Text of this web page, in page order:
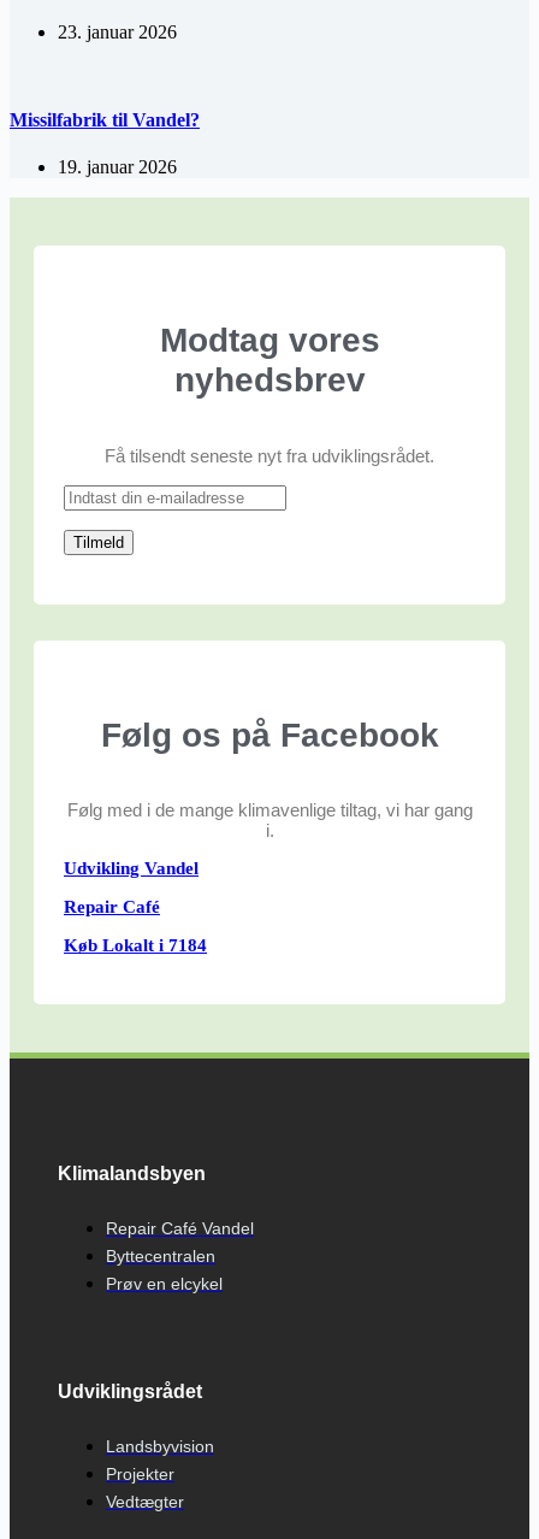
23. januar 2026
Missilfabrik til Vandel?
19. januar 2026
Modtag vores
nyhedsbrev
Få tilsendt seneste nyt fra udviklingsrådet.
Følg os på Facebook
Følg med i de mange klimavenlige tiltag, vi har gang
i.
Udvikling Vandel
Repair Café
Køb Lokalt i 7184
Klimalandsbyen
Repair Café Vandel
Byttecentralen
Prøv en elcykel
Udviklingsrådet
Landsbyvision
Projekter
Vedtægter